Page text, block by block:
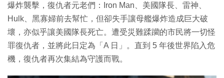
爆炸襲擊，復仇者元老們：Iron Man、美國隊長、雷神、
Hulk、黑寡婦前去幫忙，但卻失手讓母艦爆炸造成巨大破
壞，亦似乎讓美國隊長死亡。遭受災難蹂躪的市民將一切怪
罪復仇者，並將此日定為「A 日」。直到 5 年後世界陷入危
機，復仇者再次集結為守護而戰。